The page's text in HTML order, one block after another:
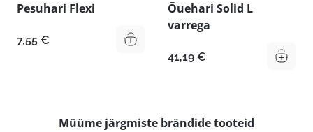
Pesuhari Flexi
7,55 €
Õuehari Solid L
varrega
41,19 €
Müüme järgmiste brändide tooteid